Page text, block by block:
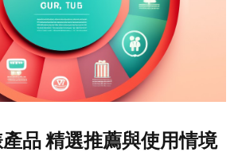
品 精選推薦與使用情境